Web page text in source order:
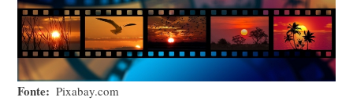
Fonte Pixabay.com